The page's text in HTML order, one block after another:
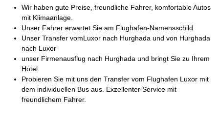
Wir haben gute Preise, freundliche Fahrer, komfortable Autos
mit Klimaanlage.
Unser Fahrer erwartet Sie am Flughafen-Namensschild
Unser Transfer vomLuxor nach Hurghada und von Hurghada
nach Luxor
unser Firmenausflug nach Hurghada und bringt Sie zu Ihrem
Hotel.
Probieren Sie mit uns den Transfer vom Flughafen Luxor mit
dem individuellen Bus aus. Exzellenter Service mit
freundlichem Fahrer.